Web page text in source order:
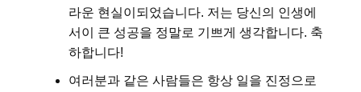
라운 현실이되었습니다. 저는 당신의 인생에
서이 큰 성공을 정말로 기쁘게 생각합니다. 축
하합니다!
여러분과 같은 사람들은 항상 일을 진정으로